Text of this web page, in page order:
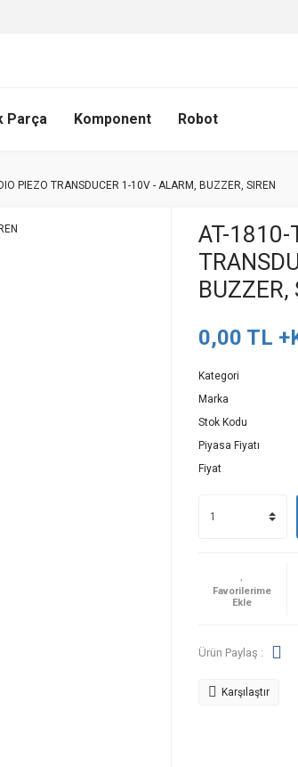
Parça Komponent Robot
PIEZO TRANSDUCER 1-10V - ALARM, BUZZER, SIREN
AT-1810-
BUZZER,
0,00 TL
Kategori
Marka
Stok Kodu
Piyasa Fiyatı
Fiyat
Ürün Paylaş :
Karşılaştır